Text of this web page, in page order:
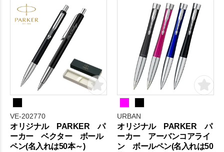
VE-202770
オリジナル PARKER パ
ーカー ベクター ボール
ペン(名入れは50本～)
URBAN
オリジナル PARKER パ
ーカー アーバンコアライ
ン ボールペン(名入れは50